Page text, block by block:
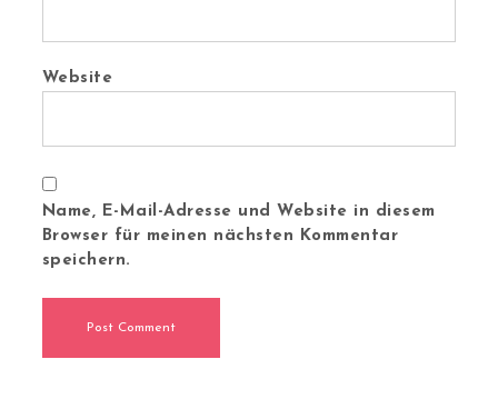
Website
Name, E-Mail-Adresse und Website in diesem
Browser für meinen nächsten Kommentar
speichern.